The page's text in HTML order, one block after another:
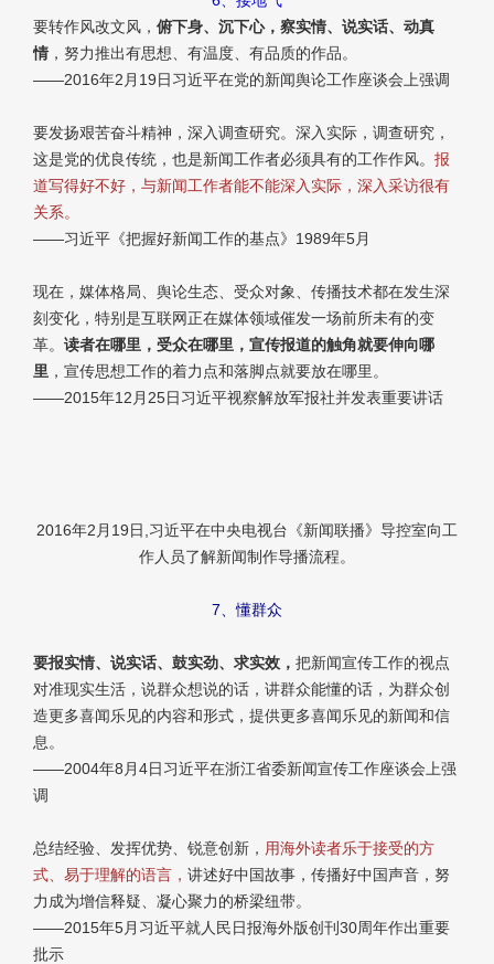
要转作风改文风， 俯下身、沉下心，察实情、说实话、动真
情 ，努力推出有思想、有温度、有品质的作品。
——2016年2月19日习近平在党的新闻舆论工作座谈会上强调
要发扬艰苦奋斗精神，深入调查研究。深入实际，调查研究，
这是党的优良传统，也是新闻工作者必须具有的工作作风。 报
道写得好不好，与新闻工作者能不能深入实际，深入采访很有
关系。
——习近平《把握好新闻工作的基点》1989年5月
现在，媒体格局、舆论生态、受众对象、传播技术都在发生深
刻变化，特别是互联网正在媒体领域催发一场前所未有的变
革。 读者在哪里，受众在哪里，宣传报道的触角就要伸向哪
里 ，宣传思想工作的着力点和落脚点就要放在哪里。
——2015年12月25日习近平视察解放军报社并发表重要讲话
2016年2月19日,习近平在中央电视台《新闻联播》导控室向工
作人员了解新闻制作导播流程。
7、懂群众
要报实情、说实话、鼓实劲、求实效， 把新闻宣传工作的视点
对准现实生活，说群众想说的话，讲群众能懂的话，为群众创
造更多喜闻乐见的内容和形式，提供更多喜闻乐见的新闻和信
息。
——2004年8月4日习近平在浙江省委新闻宣传工作座谈会上强
调
总结经验、发挥优势、锐意创新， 用海外读者乐于接受的方
式、易于理解的语言， 讲述好中国故事，传播好中国声音，努
力成为增信释疑、凝心聚力的桥梁纽带。
——2015年5月习近平就人民日报海外版创刊30周年作出重要
批示